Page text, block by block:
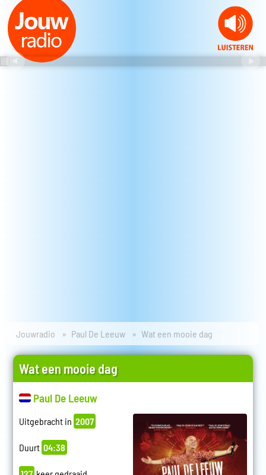
Jouwradio Paul De Leeuw Wat een mooie dag
Wat een mooie dag
Paul De Leeuw
Uitgebracht in 2007
Duurt 04:38